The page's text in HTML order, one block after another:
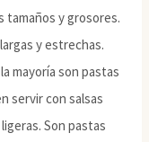
tamaños y grosores.
y estrechas.
mayoría son pastas
servir con salsas
Son pastas